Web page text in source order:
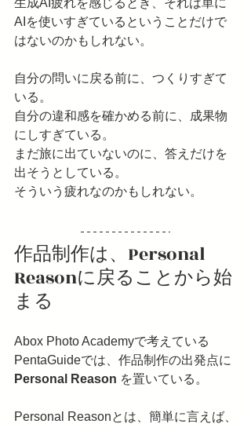
生成AI疲れを感じるとき、それは単に
AIを使いすぎているということだけで
はないのかもしれない。
自分の問いに戻る前に、つくりすぎて
いる。
自分の違和感を確かめる前に、成果物
にしすぎている。
まだ旅に出ていないのに、答えだけを
出そうとしている。
そういう疲れなのかもしれない。
作品制作は、Personal
Reasonに戻ることから始
まる
Abox Photo Academyで考えている
PentaGuideでは、作品制作の出発点に
Personal Reason を置いている。
Personal Reasonとは、簡単に言えば、